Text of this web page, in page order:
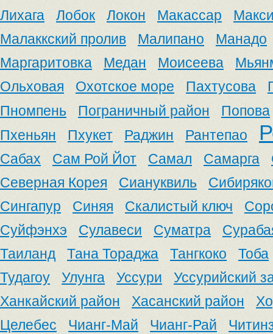
Лихага
Лобок Локон Макассар
Малаккский пролив
Малипано
Манадо
Маргаритовка
Медан Моисеева
Ольховая
Охотское море Пахтусова
Пномпень
Пограничный район
Попова
Пхеньян
Пхукет Раджин Рантепао
Сабах Сам Рой Йот Самал Самарга
Северная Корея
Сиануквиль
Сингапур
Синяя Скалистый ключ
Суйфэнхэ
Сулавеси Суматра
Таиланд
Тана Тораджа Тангкоко
Тоба
Тудагоу
Улунга Уссури
Уссурийский
Ханкайский район
Хасанский район
Целебес
Чианг-Май Чианг-Рай